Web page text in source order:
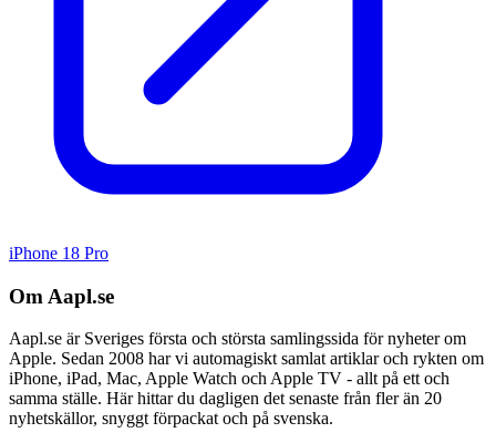
iPhone 18 Pro
Om Aapl.se
Aapl.se är Sveriges första och största samlingssida för nyheter om
Apple. Sedan 2008 har vi automagiskt samlat artiklar och rykten om
iPhone, iPad, Mac, Apple Watch och Apple TV - allt på ett och
samma ställe. Här hittar du dagligen det senaste från fler än 20
nyhetskällor, snyggt förpackat och på svenska.